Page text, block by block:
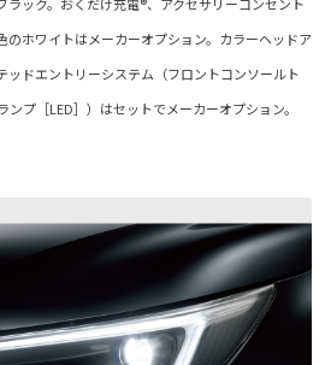
のホワイトはメーカーオプション。カラーヘッドア
ッドエントリーシステム（フロントコンソールト
プ［LED］）はセットでメーカーオプション。